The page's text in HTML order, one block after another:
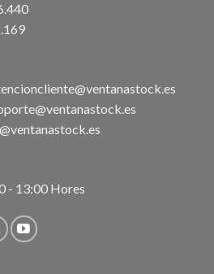
- 13:00 Hores